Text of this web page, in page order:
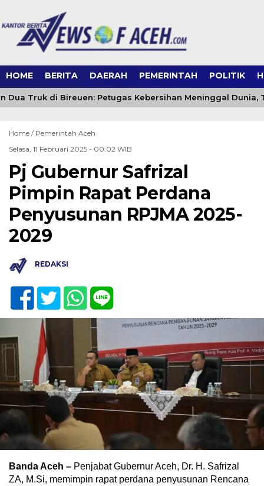
HOME BERITA DAERAH PEMERINTAH POLITIK
Dua Truk di Bireuen: Petugas Kebersihan Meninggal Dunia,
Home / Pemerintah Aceh
Selasa, 11 Februari 2025 - 00:02 WIB
Pj Gubernur Safrizal
Pimpin Rapat Perdana
Penyusunan RPJMA 2025-
2029
REDAKSI
Banda Aceh – Penjabat Gubernur Aceh, Dr. H. Safrizal
ZA, M.Si, memimpin rapat perdana penyusunan Rencana